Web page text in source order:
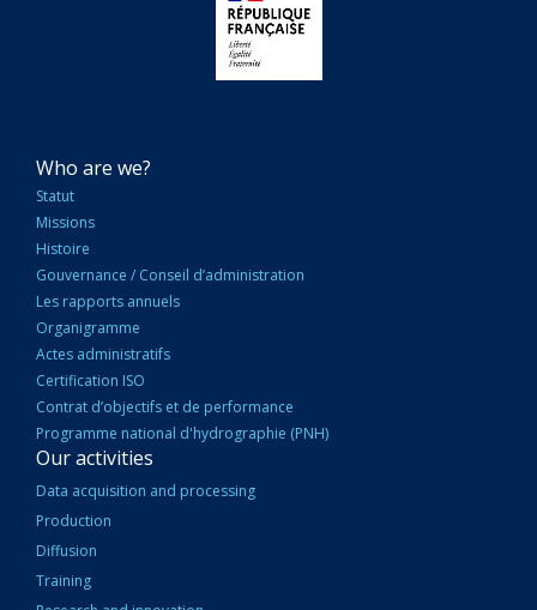
NAVIGATION
PRINCIPALE
Who are we?
Statut
Missions
Histoire
Gouvernance / Conseil d’administration
Les rapports annuels
Organigramme
Actes administratifs
Certification ISO
Contrat d’objectifs et de performance
Programme national d'hydrographie (PNH)
Our activities
Data acquisition and processing
Production
Diffusion
Training